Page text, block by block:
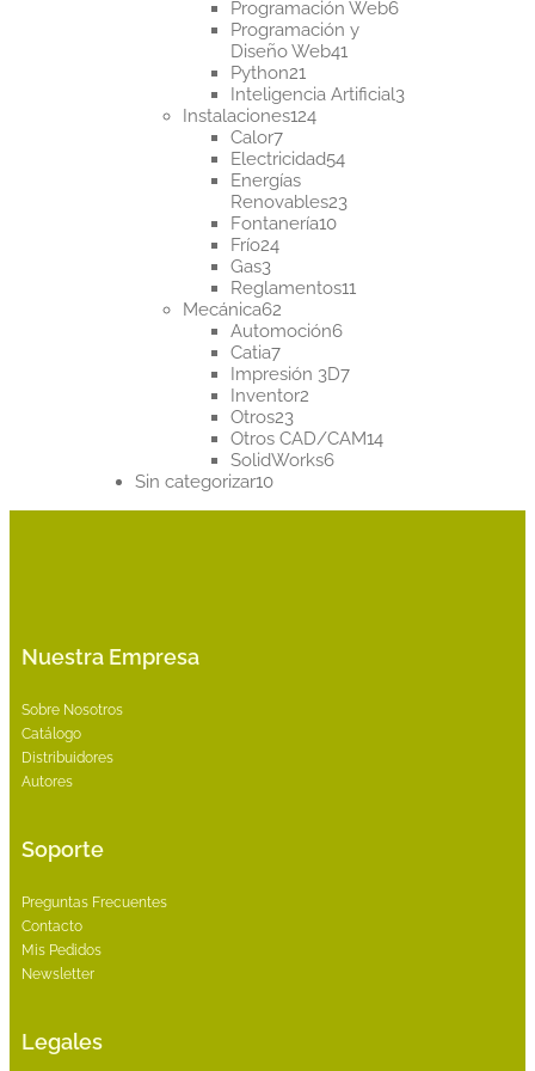
productos
Programación Web66
Programación y
Diseño Web4141
Python2121
productos
Inteligencia Artificial33
Instalaciones124124
Calor77
productos
Electricidad5454
Energías
Renovables2323
Fontanería1010
Frío2424
Gas33
productos
Reglamentos1111
Mecánica6262
productos
Automoción66
Catia77
productos
Impresión 3D77
Inventor22
Otros2323
productos
Otros CAD/CAM1414
SolidWorks66
Sin categorizar1010
Nuestra Empresa
Sobre Nosotros
Catálogo
Distribuidores
Autores
Soporte
Preguntas Frecuentes
Contacto
Mis Pedidos
Newsletter
Legales